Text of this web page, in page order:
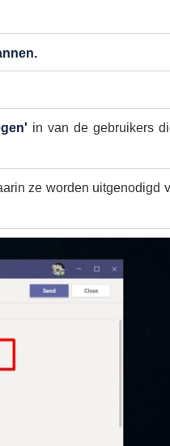
in van de gebruikers
ze worden uitgenodigd